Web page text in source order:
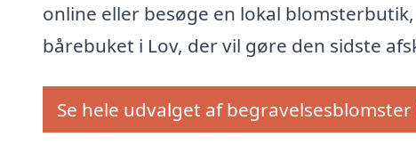
online eller besøge en lokal
bårebuket i Lov, der vil gøre den sidste
Se hele udvalget af